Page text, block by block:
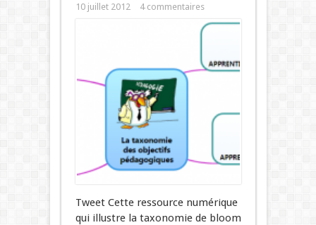
10 juillet 2012 4 commentaires
Tweet Cette ressource numérique
qui illustre la taxonomie de bloom